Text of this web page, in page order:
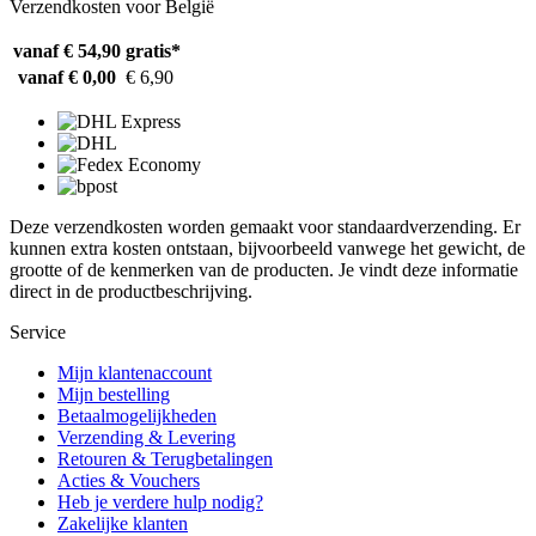
Verzendkosten voor België
vanaf € 54,90 gratis*
vanaf € 0,00 € 6,90
Deze verzendkosten worden gemaakt voor standaardverzending. Er
kunnen extra kosten ontstaan, bijvoorbeeld vanwege het gewicht, de
grootte of de kenmerken van de producten. Je vindt deze informatie
direct in de productbeschrijving.
Service
Mijn klantenaccount
Mijn bestelling
Betaalmogelijkheden
Verzending & Levering
Retouren & Terugbetalingen
Acties & Vouchers
Heb je verdere hulp nodig?
Zakelijke klanten